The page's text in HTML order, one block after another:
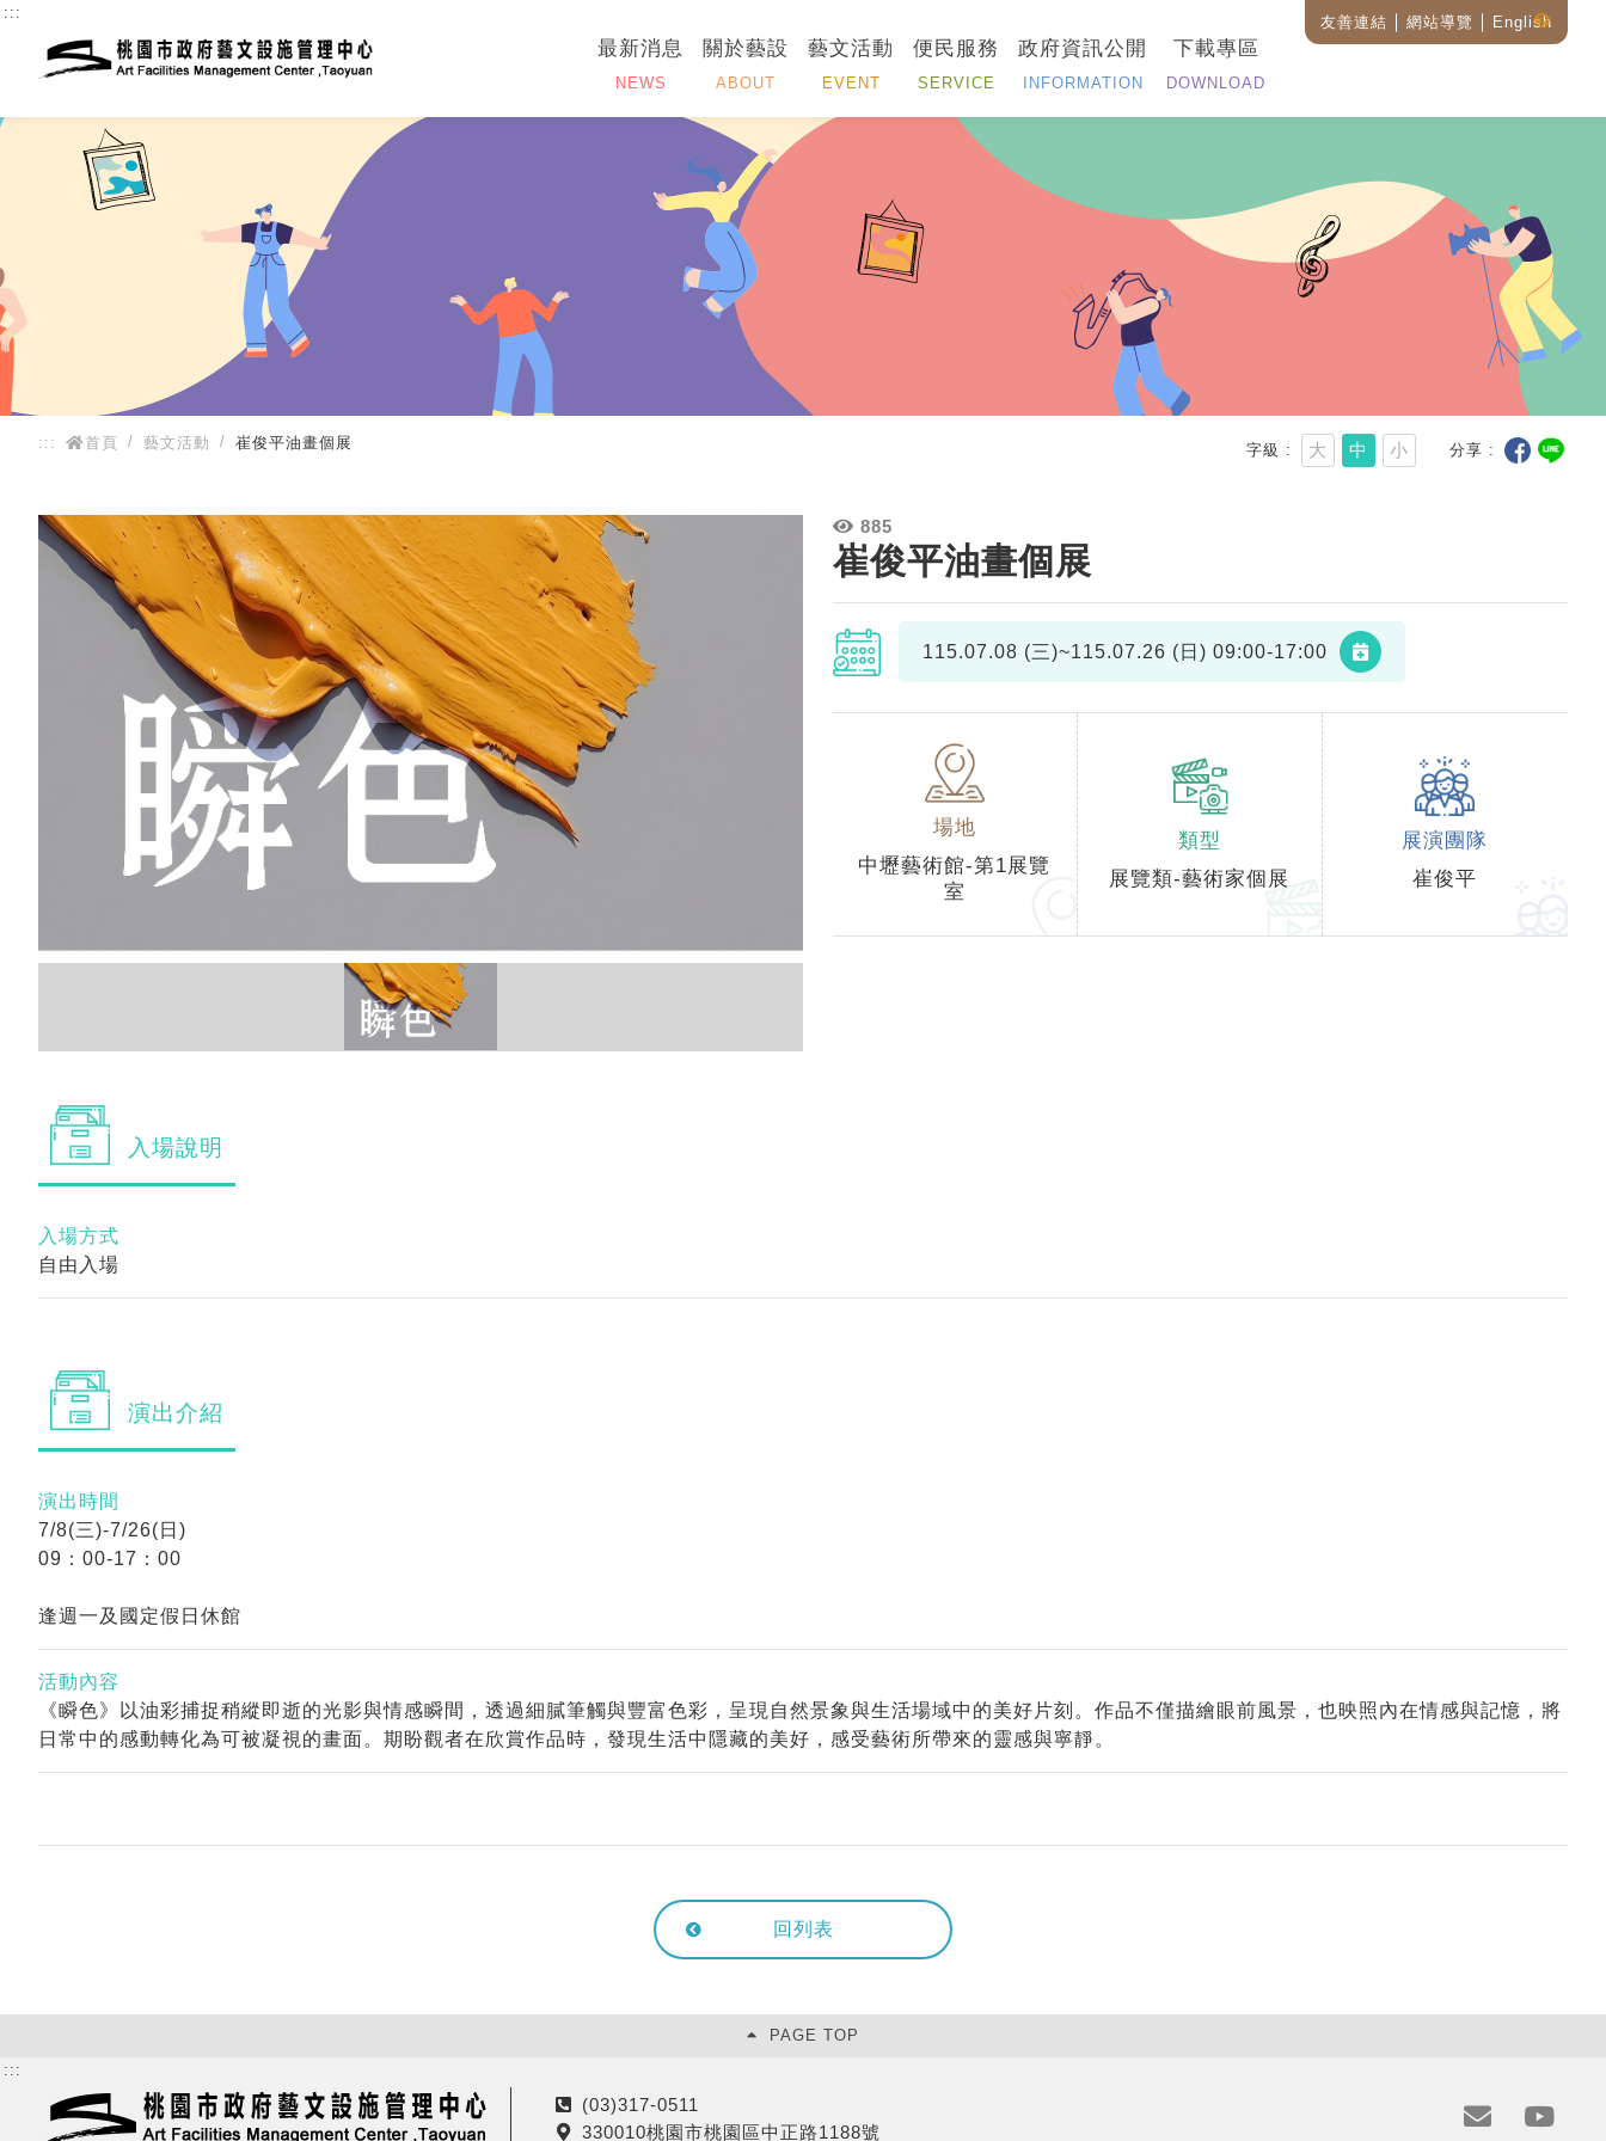
:::
最新消息
NEWS
關於藝設
ABOUT
藝文活動
EVENT
便民服務
SERVICE
政府資訊公開
INFORMATION
下載專區
DOWNLOAD
友善連結 網站導覽 English
::: 首頁 藝文活動 崔俊平油畫個展 字級 大 中 小 分享
885
崔俊平油畫個展
115.07.08 (三)~115.07.26 (日) 09:00-17:00
場地
中壢藝術館-第1展覽
室
類型
展覽類-藝術家個展
展演團隊
崔俊平
入場說明
入場方式
自由入場
演出介紹
演出時間
7/8(三)-7/26(日)
09：00-17：00
逢週一及國定假日休館
活動內容
《瞬色》以油彩捕捉稍縱即逝的光影與情感瞬間，透過細膩筆觸與豐富色彩，呈現自然景象與生活場域中的美好片刻。作品不僅描繪眼前風景，也映照內在情感與記憶，將
日常中的感動轉化為可被凝視的畫面。期盼觀者在欣賞作品時，發現生活中隱藏的美好，感受藝術所帶來的靈感與寧靜。
回列表
PAGE TOP
:::
電
(03)317-0511
330010桃園市桃園區中正路1188號